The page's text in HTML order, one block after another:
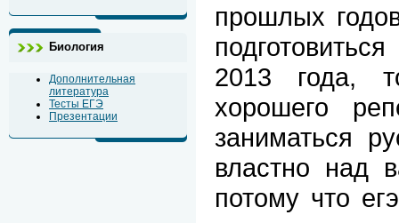
Биология
Дополнительная
литература
Тесты ЕГЭ
Презентации
прошлых
2013 года,
хорошего
заниматься
властно над
потому что